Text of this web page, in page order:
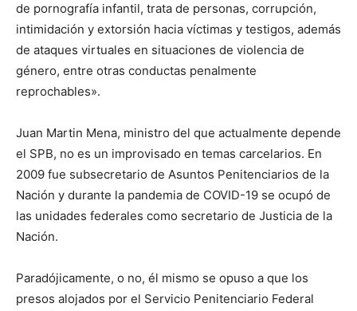
de pornografía infantil, trata de personas, corrupción,
intimidación y extorsión hacia víctimas y testigos, además
de ataques virtuales en situaciones de violencia de
género, entre otras conductas penalmente
reprochables».
Juan Martin Mena, ministro del que actualmente depende
el SPB, no es un improvisado en temas carcelarios. En
2009 fue subsecretario de Asuntos Penitenciarios de la
Nación y durante la pandemia de COVID-19 se ocupó de
las unidades federales como secretario de Justicia de la
Nación.
Paradójicamente, o no, él mismo se opuso a que los
presos alojados por el Servicio Penitenciario Federal